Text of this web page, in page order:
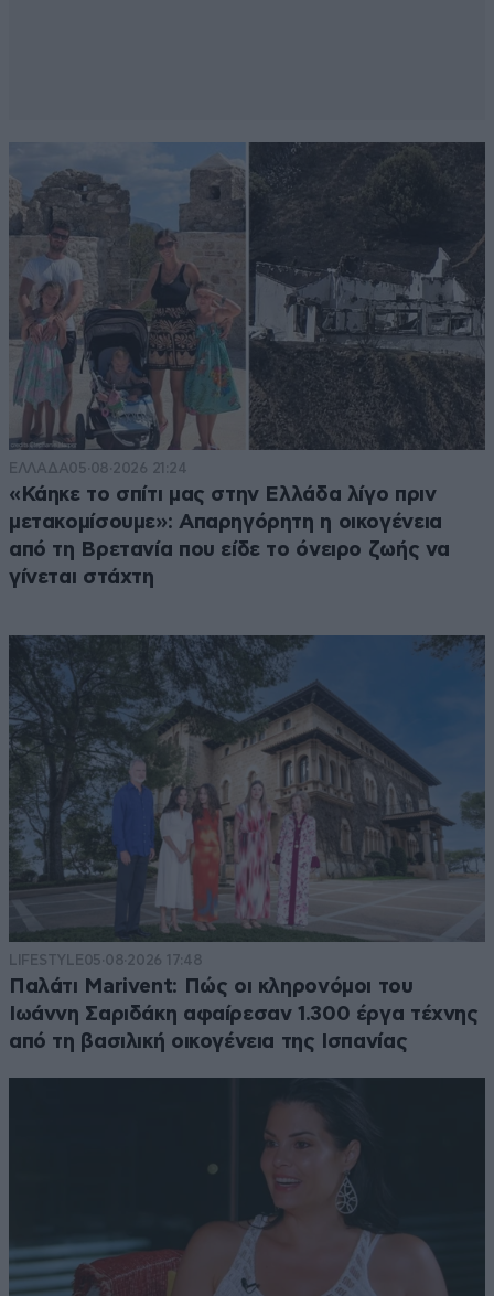
ΕΛΛΑΔΑ05·08·2026 21:24
«Κάηκε το σπίτι μας στην Ελλάδα λίγο πριν
μετακομίσουμε»: Απαρηγόρητη η οικογένεια
από τη Βρετανία που είδε το όνειρο ζωής να
γίνεται στάχτη
LIFESTYLE05·08·2026 17:48
Παλάτι Marivent: Πώς οι κληρονόμοι του
Ιωάννη Σαριδάκη αφαίρεσαν 1.300 έργα τέχνης
από τη βασιλική οικογένεια της Ισπανίας